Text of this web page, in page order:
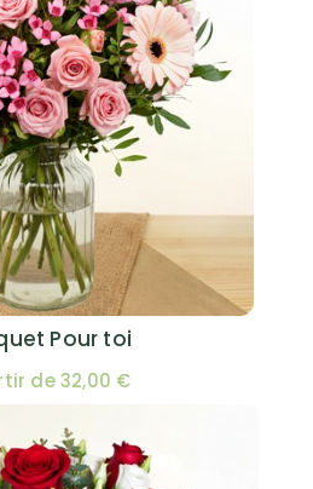
Pour toi
de 32,00 €